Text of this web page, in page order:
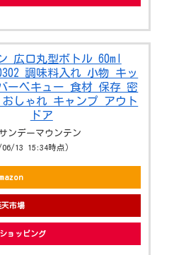
広口丸型ボトル 60ml
調味料入れ 小物 キッ
ーベキュー 食材 保存 密
しゃれ キャンプ アウト
ドア
ンデーマウンテン
13 15:34時点）
市場
ョッピング